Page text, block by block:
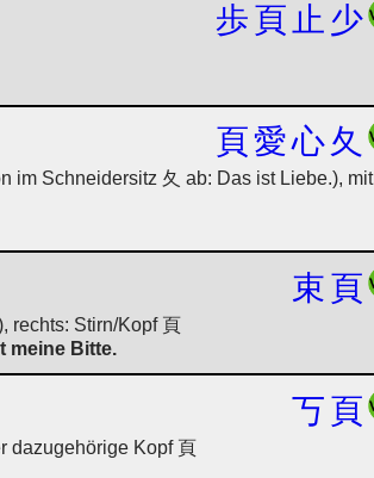
歩頁 止 少
頁愛心夂
im Schneidersitz 夂 ab: Das ist Liebe.), mit
束頁
rechts: Stirn/Kopf 頁
meine Bitte.
丂頁
dazugehörige Kopf 頁